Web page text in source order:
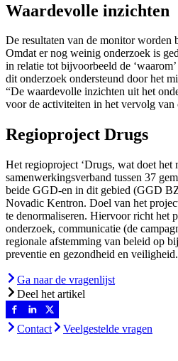
Waardevolle inzichten
De resultaten van de monitor worden
Omdat er nog weinig onderzoek is
in relatie tot bijvoorbeeld de
dit onderzoek ondersteund door het
“De waardevolle inzichten uit het
voor de activiteiten in het vervolg van
Regioproject Drugs
Het regioproject ‘Drugs, wat doet het
samenwerkingsverband tussen 37
beide GGD-en in dit gebied (GGD
Novadic Kentron. Doel van het
te denormaliseren. Hiervoor richt het
onderzoek, communicatie (de
regionale afstemming van beleid op
preventie en gezondheid en veiligheid.
Ga naar de vragenlijst
Deel het artikel
Contact Veelgestelde vragen